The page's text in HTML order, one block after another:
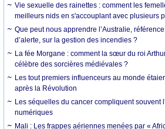
Vie sexuelle des rainettes : comment les
meilleurs nids en s'accouplant avec plusieurs
Que peut nous apprendre l’Australie,
d’alerte, sur la gestion des incendies ?
La fée Morgane : comment la sœur du roi
célèbre des sorcières médiévales ?
Les tout premiers influenceurs au monde
après la Révolution
Les séquelles du cancer compliquent souvent
numériques
Mali : Les frappes aériennes menées par «